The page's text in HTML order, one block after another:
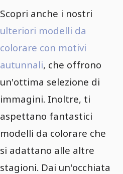
Scopri anche i nostri
ulteriori modelli da
colorare con motivi
autunnali, che offrono
un'ottima selezione di
immagini. Inoltre, ti
aspettano fantastici
modelli da colorare che
si adattano alle altre
stagioni. Dai un'occhiata